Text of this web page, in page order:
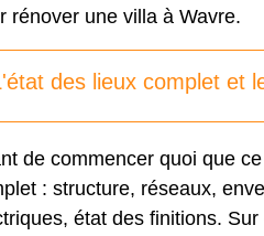
rénover une villa à Wavre.
des lieux complet et
de commencer quoi que
: structure, réseaux,
état des finitions.